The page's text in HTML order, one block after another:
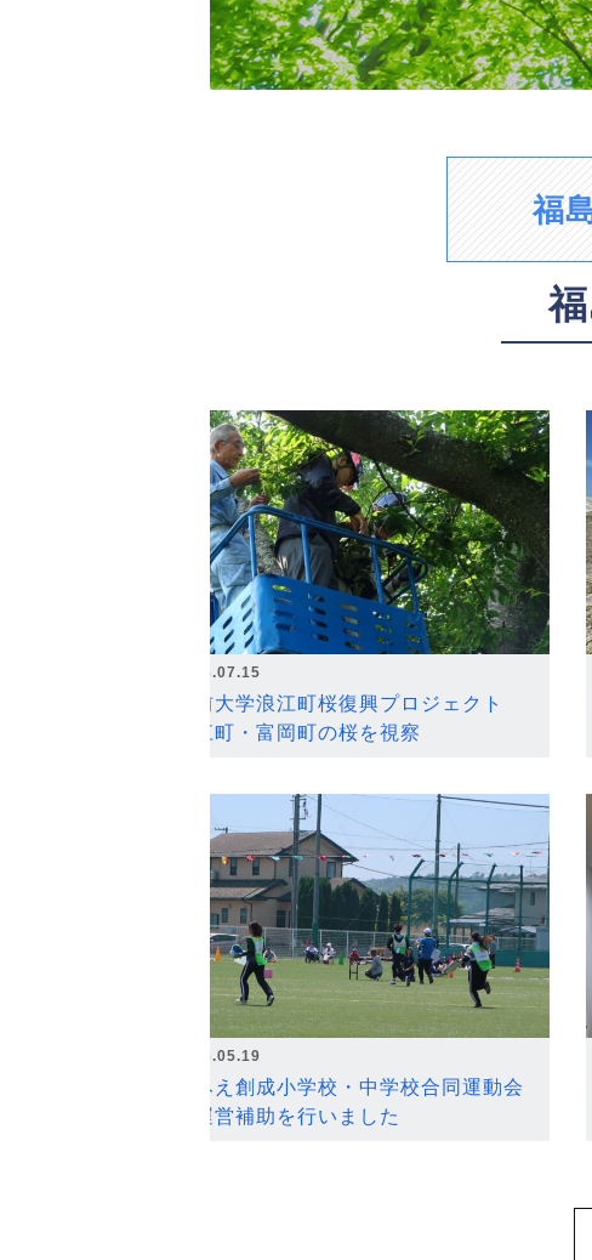
福
2026.07.15
弘前大学浪江町桜復興プロジェクト
浪江町・富岡町の桜を視察
2026.05.19
なみえ創成小学校・中学校合同運動会
の運営補助を行いました